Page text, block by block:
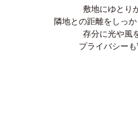
敷地にゆとり
隣地との距離をしっ
存分に光や風
プライバシーも